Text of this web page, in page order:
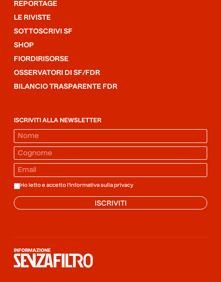
REPORTAGE
LE RIVISTE
SOTTOSCRIVI SF
SHOP
FIORDIRISORSE
OSSERVATORI DI SF/FDR
BILANCIO TRASPARENTE FDR
ISCRIVITI ALLA NEWSLETTER
Ho letto e accetto l'informativa sulla privacy
ISCRIVITI